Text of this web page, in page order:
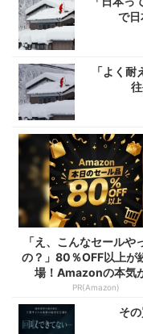
で日
「よく
「え、こんなセールや
の？」80％OFF以上が
場！Amazonの本気
PR(Amazon)
そ